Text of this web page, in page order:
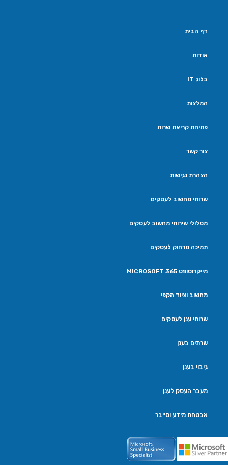
דף הבית
אודות
בלוג IT
המלצות
פתיחת קריאת שרות
צור קשר
הצהרת נגישות
שרותי מחשוב לעסקים
מסלולי שירותי מחשוב לעסקים
תמיכה מרחוק לעסקים
מייקרוסופט 365 MICROSOFT
מחשוב וציוד הקפי
שרותי ענן לעסקים
שרתים בענן
גיבוי בענן
מעבר העסק לענן
אבטחת מידע וסייבר